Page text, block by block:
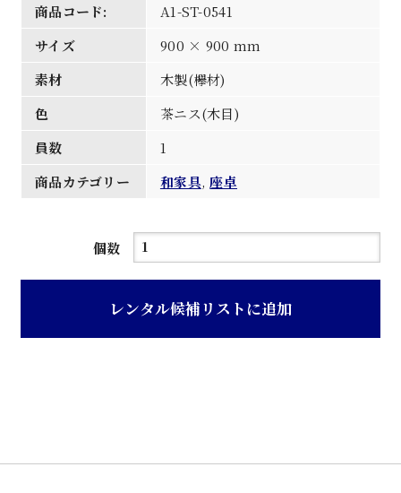
商品コード:
A1-ST-0541
サイズ
900 × 900 mm
素材
木製(欅材)
色
茶ニス(木目)
員数
1
商品カテゴリー
和家具,座卓
個数
茶
木
レンタル候補リストに追加